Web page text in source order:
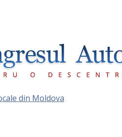
din Moldova